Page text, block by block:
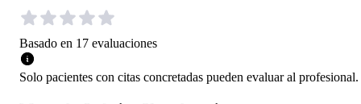
Basado en 17 evaluaciones
Solo pacientes con citas concretadas pueden evaluar al profesional.